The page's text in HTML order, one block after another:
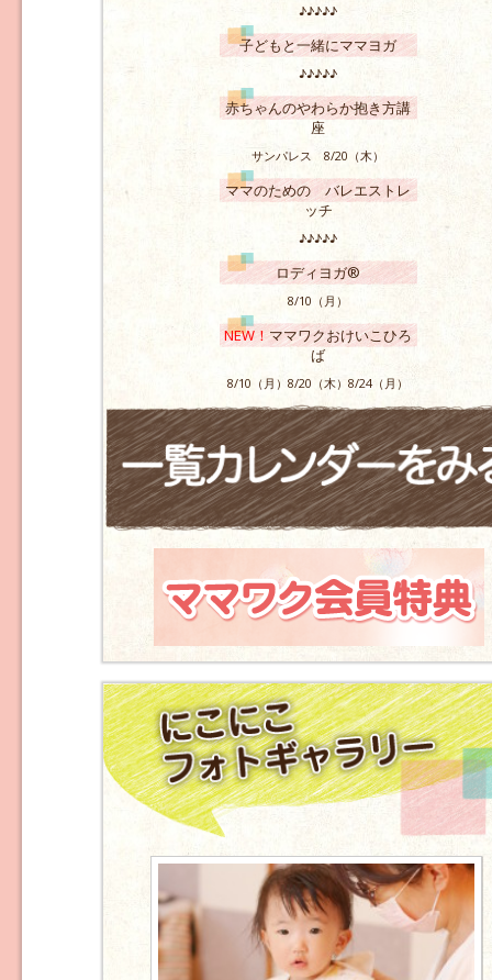
♪♪♪♪♪
子どもと一緒にママヨガ
♪♪♪♪♪
赤ちゃんのやわらか抱き方講
座
サンパレス 8/20（木）
ママのための バレエストレ
ッチ
♪♪♪♪♪
ロディヨガ®
8/10（月）
NEW！ママワクおけいこひろ
ば
8/10（月）8/20（木）8/24（月）